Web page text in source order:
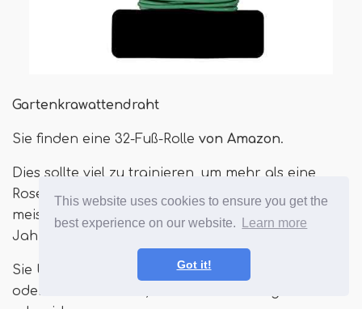
This website uses cookies to ensure you get the
best experience on our website.
Learn more
Got it!
Gartenkrawattendraht
Sie finden eine 32-Fuß-Rolle von Amazon.
Dies sollte viel zu trainieren, um mehr als eine
Rose in einer Saison zu trainieren, oder Ihr am
meisten geschätzter Exemplar im Laufe einiger
Jahre.
Sie benötigen auch ein Messer, Drahtschneider
oder etwas anderes, um die Verbindungen zu